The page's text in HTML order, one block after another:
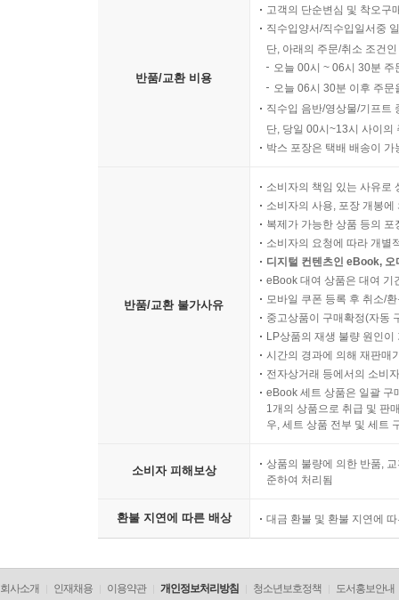
224 나고음 젖은 하루 외 1편
226 박강남 물의 정원에서 만난 여인들 외 1편
특집│수필
228 조성재 좁은 골목길 외 1편
기획특집│누구?!시리즈 15(청각장애 무용가)
257 고아라 음악의 진동을 느끼며 춤을 추는 고아라
특집│동네의사 우영춘 박사의 의가(醫家) 산책 49
295 아내의 빈자리, 엄마의 빈자리
기획특집│서용준 장편소설 연재 8
기획특집│김남권 시인과 함께 ‘동시야 놀자’ 20-
319 김로아 고양이
321 김주완 자연
323 고원찬 문지호
324 문지호 똥
반품/교환 비용
고객의 단순변심 및 착오구
직수입양서/직수입일서중
단, 아래의 주문/취소 조건
오늘 00시 ~ 06시 30분
오늘 06시 30분 이후 주
직수입 음반/영상물/기프트
단, 당일 00시~13시 사이의
박스 포장은 택배 배송이
반품/교환 불가사유
소비자의 책임 있는 사유로
소비자의 사용, 포장 개봉
복제가 가능한 상품 등의
소비자의 요청에 따라 개별
디지털 컨텐츠인 eBook,
eBook 대여 상품은 대여 기
모바일 쿠폰 등록 후 취소/
중고상품이 구매확정(자동
LP상품의 재생 불량 원인
시간의 경과에 의해 재판매
전자상거래 등에서의 소비
eBook 세트 상품은 일괄 구
1개의 상품으로 취급 및 판
우, 세트 상품 전부 및 세트
소비자 피해보상
상품의 불량에 의한 반품,
준하여 처리됨
환불 지연에 따른 배상 대금 환불 및 환불 지연에
회사소개 인재채용 이용약관 개인정보처리방침 청소년보호정책 도서홍보안내